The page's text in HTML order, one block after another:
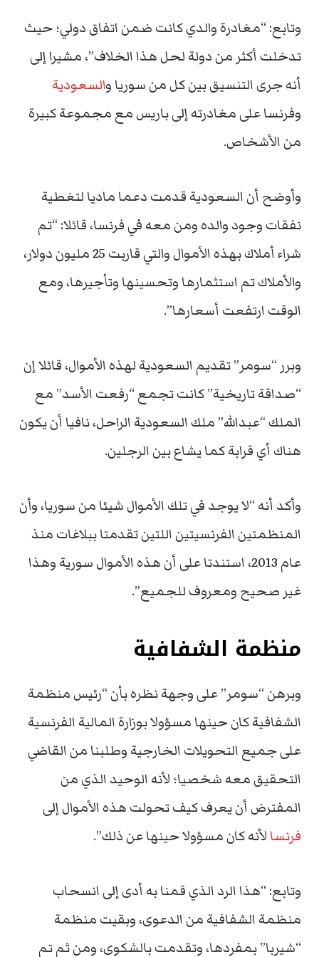
وتابع: “مغادرة والدي كانت ضمن اتفاق دولي؛ حيث
تدخلت أكثر من دولة لحل هذا الخلاف”، مشيرا إلى
أنه جرى التنسيق بين كل من سوريا والسعودية
وفرنسا على مغادرته إلى باريس مع مجموعة كبيرة
من الأشخاص.
وأوضح أن السعودية قدمت دعما ماديا لتغطية
نفقات وجود والده ومن معه في فرنسا، قائلا: “تم
شراء أملاك بهذه الأموال والتي قاربت 25 مليون دولار،
والأملاك تم استثمارها وتحسينها وتأجيرها، ومع
الوقت ارتفعت أسعارها”.
وبرر “سومر” تقديم السعودية لهذه الأموال، قائلا إن
“صداقة تاريخية” كانت تجمع “رفعت الأسد” مع
الملك “عبدالله” ملك السعودية الراحل، نافيا أن يكون
هناك أي قرابة كما يشاع بين الرجلين.
وأكد أنه “لا يوجد في تلك الأموال شيئا من سوريا، وأن
المنظمتين الفرنسيتين اللتين تقدمتا ببلاغات منذ
عام 2013، استندتا على أن هذه الأموال سورية وهذا
غير صحيح ومعروف للجميع”.
منظمة الشفافية
وبرهن “سومر” على وجهة نظره بأن “رئيس منظمة
الشفافية كان حينها مسؤولا بوزارة المالية الفرنسية
على جميع التحويلات الخارجية وطلبنا من القاضي
التحقيق معه شخصيا؛ لأنه الوحيد الذي من
المفترض أن يعرف كيف تحولت هذه الأموال إلى
فرنسا لأنه كان مسؤولا حينها عن ذلك”.
وتابع: “هذا الرد الذي قمنا به أدى إلى انسحاب
منظمة الشفافية من الدعوى، وبقيت منظمة
“شيربا” بمفردها، وتقدمت بالشكوى، ومن ثم تم